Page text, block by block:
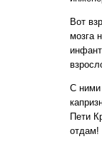
Вот
мозга
С ними
Пети